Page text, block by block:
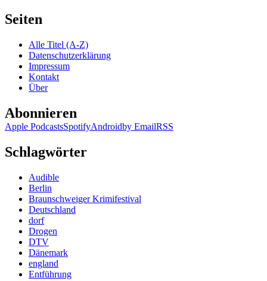
Seiten
Alle Titel (A-Z)
Datenschutzerklärung
Impressum
Kontakt
Über
Abonnieren
Apple PodcastsSpotifyAndroidby EmailRSS
Schlagwörter
Audible
Berlin
Braunschweiger Krimifestival
Deutschland
dorf
Drogen
DTV
Dänemark
england
Entführung